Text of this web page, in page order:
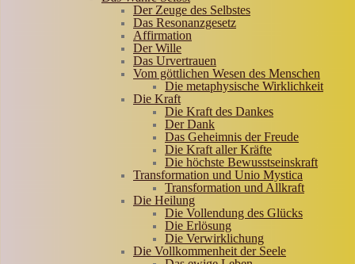
Der Zeuge des Selbstes
Das Resonanzgesetz
Affirmation
Der Wille
Das Urvertrauen
Vom göttlichen Wesen des Menschen
Die metaphysische Wirklichkeit
Die Kraft
Die Kraft des Dankes
Der Dank
Das Geheimnis der Freude
Die Kraft aller Kräfte
Die höchste Bewusstseinskraft
Transformation und Unio Mystica
Transformation und Allkraft
Die Heilung
Die Vollendung des Glücks
Die Erlösung
Die Verwirklichung
Die Vollkommenheit der Seele